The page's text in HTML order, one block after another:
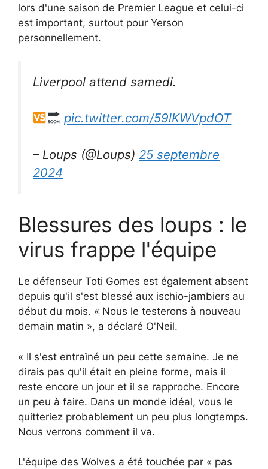
lors d'une saison de Premier League et celui-ci
est important, surtout pour Yerson
personnellement.
Liverpool attend samedi.
pic.twitter.com/59lKWVpdOT
– Loups (@Loups) 25 septembre
2024
Blessures des loups : le
virus frappe l'équipe
Le défenseur Toti Gomes est également absent
depuis qu'il s'est blessé aux ischio-jambiers au
début du mois. « Nous le testerons à nouveau
demain matin », a déclaré O'Neil.
« Il s'est entraîné un peu cette semaine. Je ne
dirais pas qu'il était en pleine forme, mais il
reste encore un jour et il se rapproche. Encore
un peu à faire. Dans un monde idéal, vous le
quitteriez probablement un peu plus longtemps.
Nous verrons comment il va.
L'équipe des Wolves a été touchée par « pas